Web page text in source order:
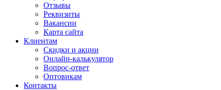
Отзывы
Реквизиты
Вакансии
Карта сайта
Клиентам
Скидки и акции
Онлайн-калькулятор
Вопрос-ответ
Оптовикам
Контакты